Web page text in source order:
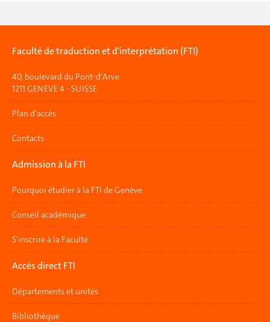
Faculté de traduction et d'interprétation (FTI)
40, boulevard du Pont-d'Arve
1211 GENEVE 4 - SUISSE
Plan d'accès
Contacts
Admission à la FTI
Pourquoi étudier à la FTI de Genève
Conseil académique
S'inscrire à la Faculté
Accès direct FTI
Départements et unités
Bibliothèque